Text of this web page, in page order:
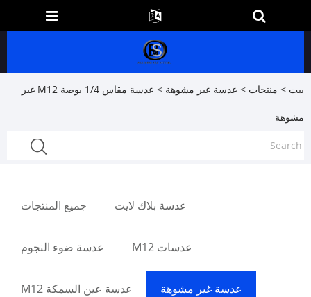
بيت > منتجات > عدسة غير مشوهة > عدسة مقاس 1/4 بوصة M12 غير
مشوهة
جميع المنتجات عدسة بلاك لايت
عدسة ضوء النجوم عدسات M12
عدسة عين السمكة M12 عدسة غير مشوهة